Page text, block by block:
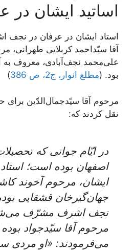
اساتید ایشان در
استاد ایشان در عرفان در نجف
آقا سیّداحمد کربلایی طهرانی،
علی‌محمد نجف‌آبادی، معروف به
بود. (مطلع انوار، ج2، ص 386 )
مرحوم آقا سیّدجمال‌الدّین برای
نقل کردند که:
در ایّام جوانی که
اصفهان بوده است؛
ایشان، مرحوم آخوند
جهان‌گیرخان قشقایی
نجف اشرف مشرّف
مرحوم آقا سیّدجواد
می‌فرمودند: «او مردی